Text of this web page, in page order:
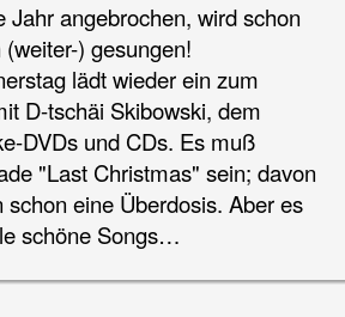
Jahr angebrochen, wird schon
) gesungen!
lädt wieder ein zum
D-tschäi Skibowski, dem
DVDs und CDs. Es muß
"Last Christmas" sein; davon
schon eine Überdosis. Aber es
schöne Songs…